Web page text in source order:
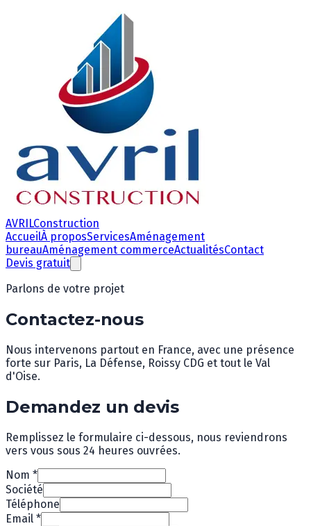
AVRILConstruction
AccueilÀ proposServicesAménagement
bureauAménagement commerceActualitésContact
Devis gratuit
Parlons de votre projet
Contactez-nous
Nous intervenons partout en France, avec une présence
forte sur Paris, La Défense, Roissy CDG et tout le Val
d'Oise.
Demandez un devis
Remplissez le formulaire ci-dessous, nous reviendrons
vers vous sous 24 heures ouvrées.
Nom *
Société
Téléphone
Email *